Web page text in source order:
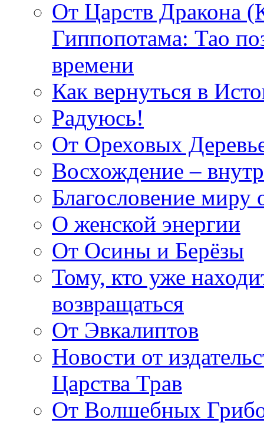
От Царств Дракона
Гиппопотама: Тао
времени
Как вернуться в
Радуюсь!
От Ореховых
Восхождение –
Благословение миру
О женской энергии
От Осины и Берёзы
Тому, кто уже
возвращаться
От Эвкалиптов
Новости от
Царства Трав
От Волшебных